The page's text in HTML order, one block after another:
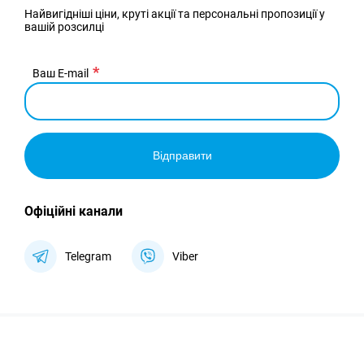
Найвигідніші ціни, круті акції та персональні пропозиції у
вашій розсилці
Ваш E-mail
Відправити
Офіційні канали
Telegram Viber